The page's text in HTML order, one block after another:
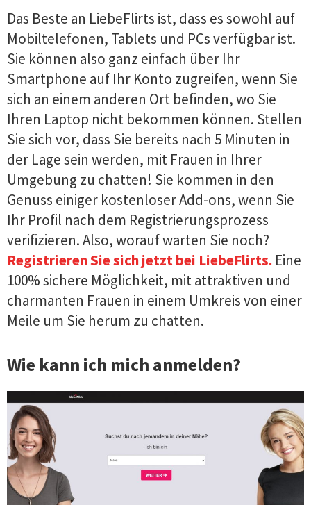
Das Beste an LiebeFlirts ist, dass es sowohl auf
Mobiltelefonen, Tablets und PCs verfügbar ist.
Sie können also ganz einfach über Ihr
Smartphone auf Ihr Konto zugreifen, wenn Sie
sich an einem anderen Ort befinden, wo Sie
Ihren Laptop nicht bekommen können. Stellen
Sie sich vor, dass Sie bereits nach 5 Minuten in
der Lage sein werden, mit Frauen in Ihrer
Umgebung zu chatten! Sie kommen in den
Genuss einiger kostenloser Add-ons, wenn Sie
Ihr Profil nach dem Registrierungsprozess
verifizieren. Also, worauf warten Sie noch?
Registrieren Sie sich jetzt bei LiebeFlirts. Eine
100% sichere Möglichkeit, mit attraktiven und
charmanten Frauen in einem Umkreis von einer
Meile um Sie herum zu chatten.
Wie kann ich mich anmelden?